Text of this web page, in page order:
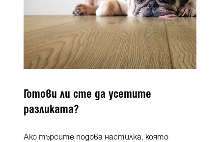
Готови ли сте да усетите
разликата?
Ако търсите подова настилка, която